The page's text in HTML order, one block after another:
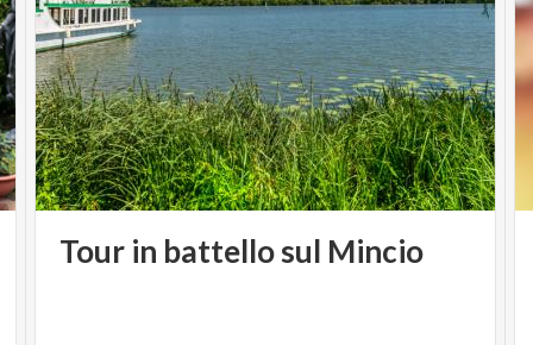
Tour in battellosul Mincio